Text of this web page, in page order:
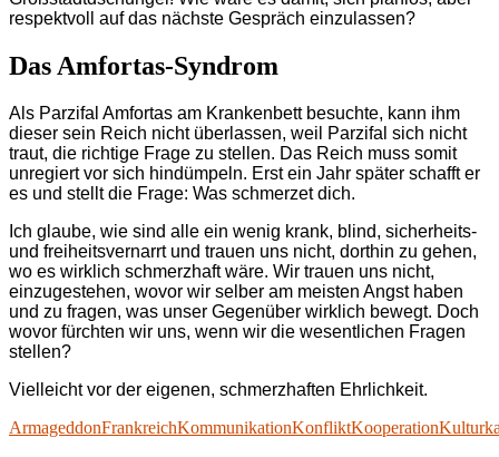
respektvoll auf das nächste Gespräch einzulassen?
Das Amfortas-Syndrom
Als Parzifal Amfortas am Krankenbett besuchte, kann ihm
dieser sein Reich nicht überlassen, weil Parzifal sich nicht
traut, die richtige Frage zu stellen. Das Reich muss somit
unregiert vor sich hindümpeln. Erst ein Jahr später schafft er
es und stellt die Frage: Was schmerzet dich.
Ich glaube, wie sind alle ein wenig krank, blind, sicherheits-
und freiheitsvernarrt und trauen uns nicht, dorthin zu gehen,
wo es wirklich schmerzhaft wäre. Wir trauen uns nicht,
einzugestehen, wovor wir selber am meisten Angst haben
und zu fragen, was unser Gegenüber wirklich bewegt. Doch
wovor fürchten wir uns, wenn wir die wesentlichen Fragen
stellen?
Vielleicht vor der eigenen, schmerzhaften Ehrlichkeit.
ArmageddonFrankreichKommunikationKonfliktKooperation